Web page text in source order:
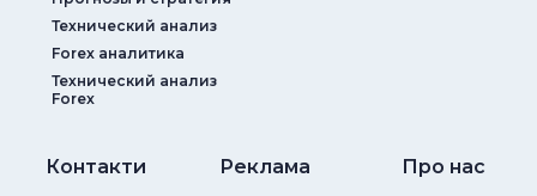
Технический анализ
Forex аналитика
Технический анализ
Forex
Контакти Реклама Про нас